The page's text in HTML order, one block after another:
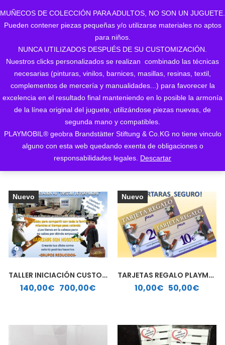
MUÑECOS DE COLECCIÓN PARA ADULTOS, NO SON UN JUGUETE.
Pueden contener piezas pequeñas y/o utilizarse materiales no aptos
para niños.
NUNCA UTILIZADOS DESPUÉS DE SU CUSTOMIZACIÓN.
Nuestros clicks personalizados se realizan combinado las técnicas
necesarias (pinturas, vinilos, barnices, masillas, resinas, textil,
complementos de mercería y manualidades...) para favorecer la
excelencia en el resultado final manteniendo en lo posible la armonía
de la línea original del juguete, utilizándose piezas nuevas, de
segunda mano y compatibles.
PLAYMOBIL® geobra Brandstätter Stiftung & Co.KG no tiene vinculo
alguno con esta web quedando exenta de obligaciones o
responsabilidades legales. Descartar
Mostrando los 5 resultadosOrdenado
los
ORDENAR POR LOS
ÚLTIMOS
Nuevo
TALLER INICIACIÓN CUSTOM PLAYMOBIL
140,00€ 700,00€
Rango de precios: desde 140,00€ hasta 700,00€
Nuevo
TARJETAS REGALO PLAYMO GENERATION
10,00€ 50,00€
Rango de precios: desde 10,00€ hasta 50,00€